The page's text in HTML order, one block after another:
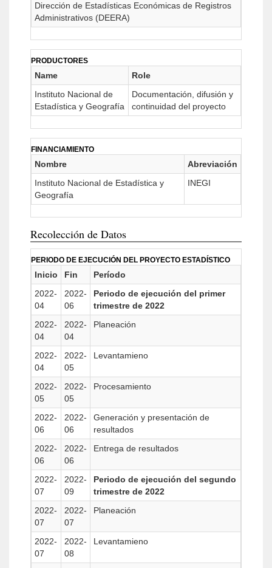
Dirección de Estadísticas Económicas de Registros
Administrativos (DEERA)
PRODUCTORES
Name
Role
Instituto Nacional de
Estadística y Geografía
Documentación, difusión y
continuidad del proyecto
FINANCIAMIENTO
Nombre
Abreviación
Instituto Nacional de Estadística y
Geografía
INEGI
Recolección de Datos
PERIODO DE EJECUCIÓN DEL PROYECTO ESTADÍSTICO
Inicio Fin
Período
2022-
04
2022-
06
Periodo de ejecución del primer
trimestre de 2022
2022-
04
2022-
04
Planeación
2022-
04
2022-
05
Levantamieno
2022-
05
2022-
05
Procesamiento
2022-
06
2022-
06
Generación y presentación de
resultados
2022-
06
2022-
06
Entrega de resultados
2022-
07
2022-
09
Periodo de ejecución del segundo
trimestre de 2022
2022-
07
2022-
07
Planeación
2022-
07
2022-
08
Levantamieno